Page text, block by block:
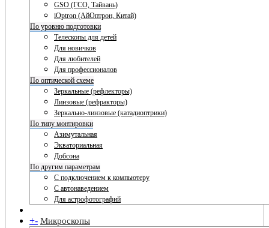
GSO (ГСО, Тайвань)
iOptron (АйОптрон, Китай)
По уровню подготовки
Телескопы для детей
Для новичков
Для любителей
Для профессионалов
По оптической схеме
Зеркальные (рефлекторы)
Линзовые (рефракторы)
Зеркально-линзовые (катадиоптрики)
По типу монтировки
Азимутальная
Экваториальная
Добсона
По другим параметрам
С подключением к компьютеру
С автонаведением
Для астрофотографий
+- Микроскопы